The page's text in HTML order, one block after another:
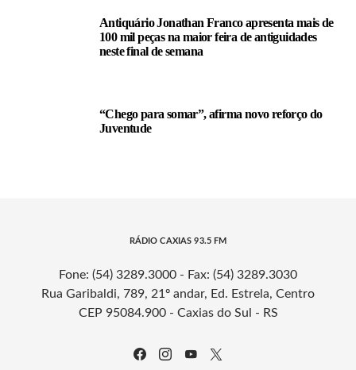
Antiquário Jonathan Franco apresenta mais de
100 mil peças na maior feira de antiguidades
neste final de semana
“Chego para somar”, afirma novo reforço do
Juventude
RÁDIO CAXIAS 93.5 FM
Fone: (54) 3289.3000 - Fax: (54) 3289.3030
Rua Garibaldi, 789, 21º andar, Ed. Estrela, Centro
CEP 95084.900 - Caxias do Sul - RS